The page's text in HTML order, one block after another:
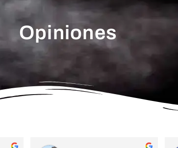
Opiniones